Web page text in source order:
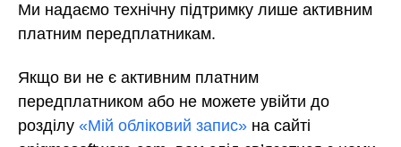
Ми надаємо технічну підтримку лише активним
платним передплатникам.
Якщо ви не є активним платним
передплатником або не можете увійти до
розділу «Мій обліковий запис» на сайті